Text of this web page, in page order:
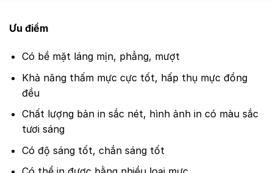
Ưu điểm
Có bề mặt láng mịn, phẳng, mượt
Khả năng thấm mực cực tốt, hấp thụ mực đồng
đều
Chất lượng bản in sắc nét, hình ảnh in có màu sắc
tươi sáng
Có độ sáng tốt, chắn sáng tốt